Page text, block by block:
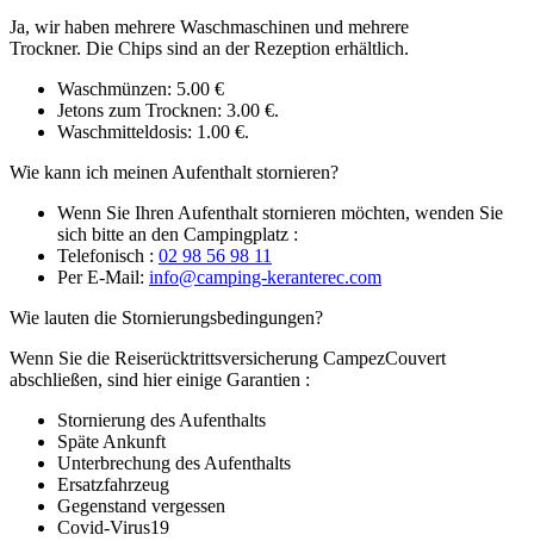
Ja, wir haben mehrere Waschmaschinen und mehrere
Trockner. Die Chips sind an der Rezeption erhältlich.
Waschmünzen: 5.00 €
Jetons zum Trocknen: 3.00 €.
Waschmitteldosis: 1.00 €.
Wie kann ich meinen Aufenthalt stornieren?
Wenn Sie Ihren Aufenthalt stornieren möchten, wenden Sie
sich bitte an den Campingplatz :
Telefonisch : 02 98 56 98 11
Per E-Mail: info@camping-keranterec.com
Wie lauten die Stornierungsbedingungen?
Wenn Sie die Reiserücktrittsversicherung CampezCouvert
abschließen, sind hier einige Garantien :
Stornierung des Aufenthalts
Späte Ankunft
Unterbrechung des Aufenthalts
Ersatzfahrzeug
Gegenstand vergessen
Covid-Virus19